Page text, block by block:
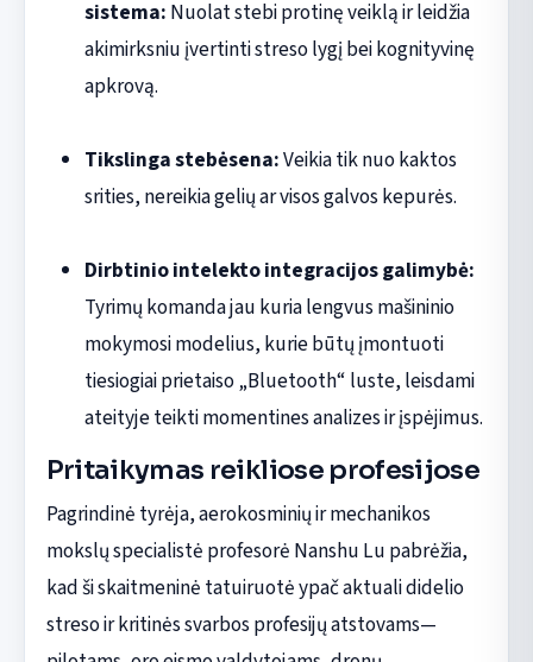
sistema: Nuolat stebi protinę veiklą ir leidžia
akimirksniu įvertinti streso lygį bei kognityvinę
apkrovą.
Tikslinga stebėsena:Veikia tik nuo kaktos
srities, nereikia gelių ar visos galvos kepurės.
Dirbtinio intelekto integracijos galimybė:
Tyrimų komanda jau kuria lengvus mašininio
mokymosi modelius, kurie būtų įmontuoti
tiesiogiai prietaiso „Bluetooth“ luste, leisdami
ateityje teikti momentines analizes ir įspėjimus.
Pritaikymas reikliose profesijose
Pagrindinė tyrėja, aerokosminių ir mechanikos
mokslų specialistė profesorė Nanshu Lu pabrėžia,
kad ši skaitmeninė tatuiruotė ypač aktuali didelio
streso ir kritinės svarbos profesijų atstovams—